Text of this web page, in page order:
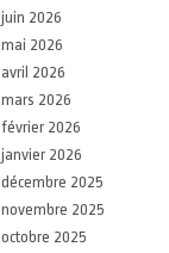
juin 2026
mai 2026
avril 2026
mars 2026
février 2026
janvier 2026
décembre 2025
novembre 2025
octobre 2025